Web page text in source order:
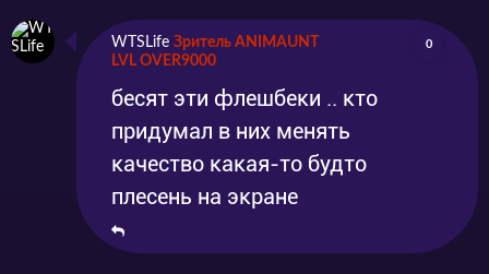
WTSLife Зритель ANIMAUNT
LVL OVER9000
0
бесят эти флешбеки .. кто
придумал в них менять
качество какая-то будто
плесень на экране